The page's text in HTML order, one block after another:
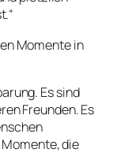
Momente in
Es sind
Freunden. Es
die